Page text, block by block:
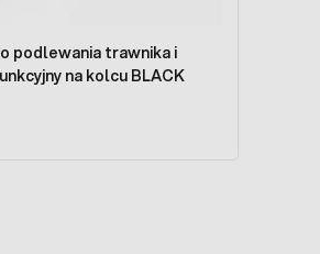
podlewania trawnika i
na kolcu BLACK